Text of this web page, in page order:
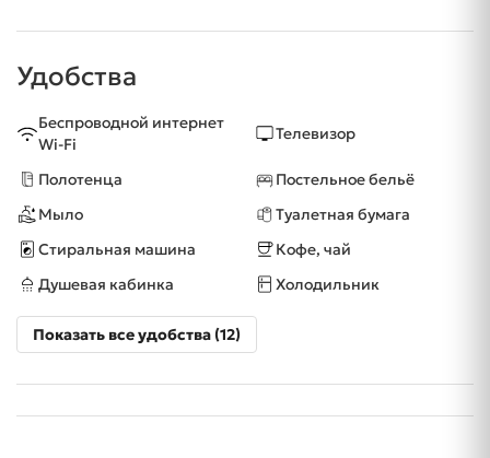
Удобства
Беспроводной интернет
Wi-Fi
Телевизор
Полотенца
Постельное бельё
Мыло
Туалетная бумага
Стиральная машина
Кофе, чай
Душевая кабинка
Холодильник
Показать все удобства (12)